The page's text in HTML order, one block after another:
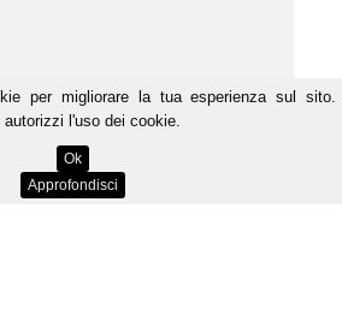
400
per migliorare la tua esperienza sul sito.
l'uso dei cookie.
Ok
Approfondisci